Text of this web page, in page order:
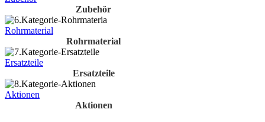
Zubehör
Rohrmaterial
Rohrmaterial
Ersatzteile
Ersatzteile
Aktionen
Aktionen